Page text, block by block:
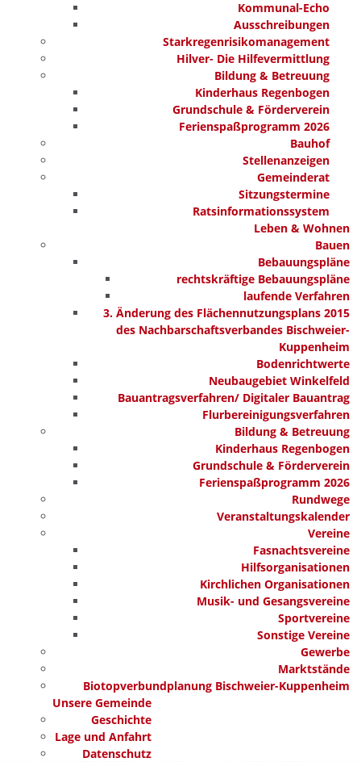
Kommunal-Echo
Ausschreibungen
Starkregenrisikomanagement
Hilver- Die Hilfevermittlung
Bildung & Betreuung
Kinderhaus Regenbogen
Grundschule & Förderverein
Ferienspaßprogramm 2026
Bauhof
Stellenanzeigen
Gemeinderat
Sitzungstermine
Ratsinformationssystem
Leben & Wohnen
Bauen
Bebauungspläne
rechtskräftige Bebauungspläne
laufende Verfahren
3. Änderung des Flächennutzungsplans 2015
des Nachbarschaftsverbandes Bischweier-
Kuppenheim
Bodenrichtwerte
Neubaugebiet Winkelfeld
Bauantragsverfahren/ Digitaler Bauantrag
Flurbereinigungsverfahren
Bildung & Betreuung
Kinderhaus Regenbogen
Grundschule & Förderverein
Ferienspaßprogramm 2026
Rundwege
Veranstaltungskalender
Vereine
Fasnachtsvereine
Hilfsorganisationen
Kirchlichen Organisationen
Musik- und Gesangsvereine
Sportvereine
Sonstige Vereine
Gewerbe
Marktstände
Biotopverbundplanung Bischweier-Kuppenheim
Unsere Gemeinde
Geschichte
Lage und Anfahrt
Datenschutz